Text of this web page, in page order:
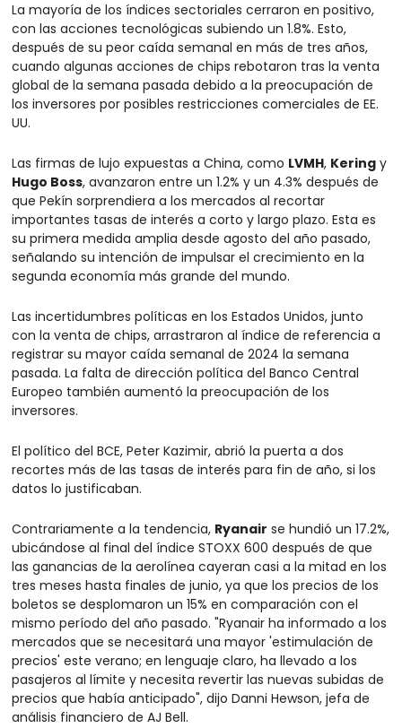
La mayoría de los índices sectoriales cerraron en positivo,
con las acciones tecnológicas subiendo un 1.8%. Esto,
después de su peor caída semanal en más de tres años,
cuando algunas acciones de chips rebotaron tras la venta
global de la semana pasada debido a la preocupación de
los inversores por posibles restricciones comerciales de EE.
UU.
Las firmas de lujo expuestas a China, como LVMH, Kering
Hugo Boss, avanzaron entre un 1.2% y un 4.3% después de
que Pekín sorprendiera a los mercados al recortar
importantes tasas de interés a corto y largo plazo. Esta es
su primera medida amplia desde agosto del año pasado,
señalando su intención de impulsar el crecimiento en la
segunda economía más grande del mundo.
Las incertidumbres políticas en los Estados Unidos, junto
con la venta de chips, arrastraron al índice de referencia a
registrar su mayor caída semanal de 2024 la semana
pasada. La falta de dirección política del Banco Central
Europeo también aumentó la preocupación de los
inversores.
El político del BCE, Peter Kazimir, abrió la puerta a dos
recortes más de las tasas de interés para fin de año, si los
datos lo justificaban.
Contrariamente a la tendencia, Ryanair se hundió un 17.2%,
ubicándose al final del índice STOXX 600 después de que
las ganancias de la aerolínea cayeran casi a la mitad en los
tres meses hasta finales de junio, ya que los precios de los
boletos se desplomaron un 15% en comparación con el
mismo período del año pasado. "Ryanair ha informado a los
mercados que se necesitará una mayor 'estimulación de
precios' este verano; en lenguaje claro, ha llevado a los
pasajeros al límite y necesita revertir las nuevas subidas de
precios que había anticipado", dijo Danni Hewson, jefa de
análisis financiero de AJ Bell.